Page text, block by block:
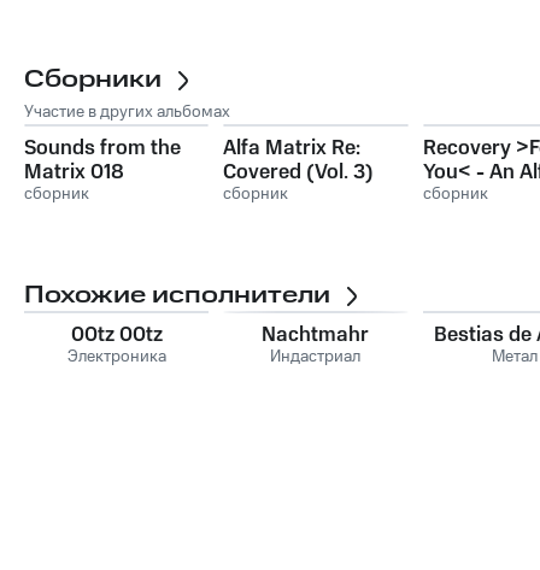
Сборники
Участие в других альбомах
Sounds from the
Matrix 018
сборник
Alfa Matrix Re:
Covered (Vol. 3)
сборник
Recovery
You< - An
Matrix
сборник
Похожие исполнители
00tz 00tz
Электроника
Nachtmahr
Индастриал
Bestias de
Метал